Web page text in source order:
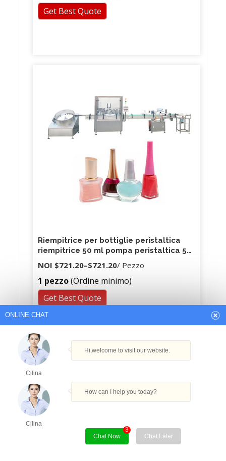
Get Best Quote
Riempitrice per bottiglie peristaltica
riempitrice 50 ml pompa peristaltica 50
NOI $721.20–$721.20/ Pezzo
1 pezzo(Ordine minimo)
Get Best Quote
ONLINE CHAT
Cilina
Hi,welcome to visit our website.
Cilina
How can I help you today?
Chat Now
3
Chat Later